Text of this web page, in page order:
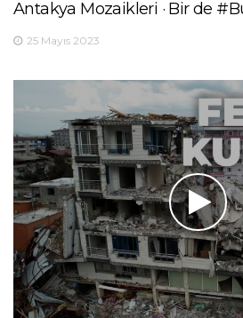
Antakya Mozaikleri · Bir de
25 Mayıs 2023